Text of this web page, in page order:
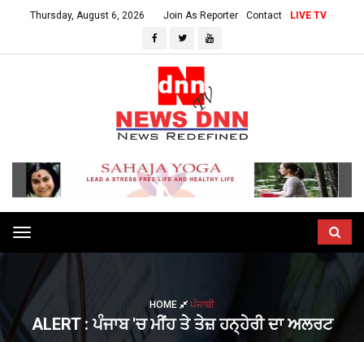
Thursday, August 6, 2026 Join As Reporter Contact LIVE TV
Toggle
navigation
HOME ਪੰਜਾਬੀ
ALERT : ਪੰਜਾਬ 'ਚ ਮੀਂਹ ਤੇ ਤੇਜ਼ ਹਨ੍ਹੇਰੀ ਦਾ ਅਲਰਟ